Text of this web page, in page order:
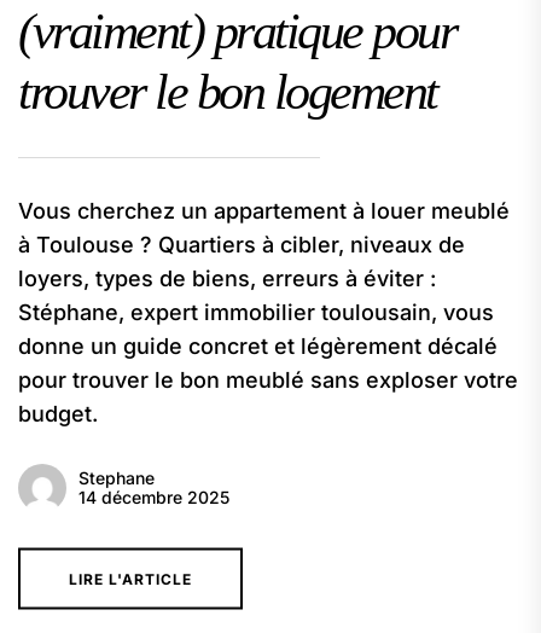
(vraiment) pratique pour
trouver le bon logement
Vous cherchez un appartement à louer meublé
à Toulouse ? Quartiers à cibler, niveaux de
loyers, types de biens, erreurs à éviter :
Stéphane, expert immobilier toulousain, vous
donne un guide concret et légèrement décalé
pour trouver le bon meublé sans exploser votre
budget.
Stephane
14 décembre 2025
LIRE L'ARTICLE